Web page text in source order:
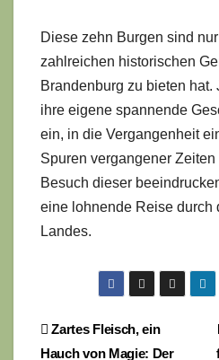
Diese zehn Burgen sind
zahlreichen historischen
Brandenburg zu bieten
ihre eigene spannende
ein, in die Vergangenheit
Spuren vergangener
Besuch dieser
eine lohnende Reise durch
Landes.
Zartes Fleisch, ein
Hauch von Magie: Der